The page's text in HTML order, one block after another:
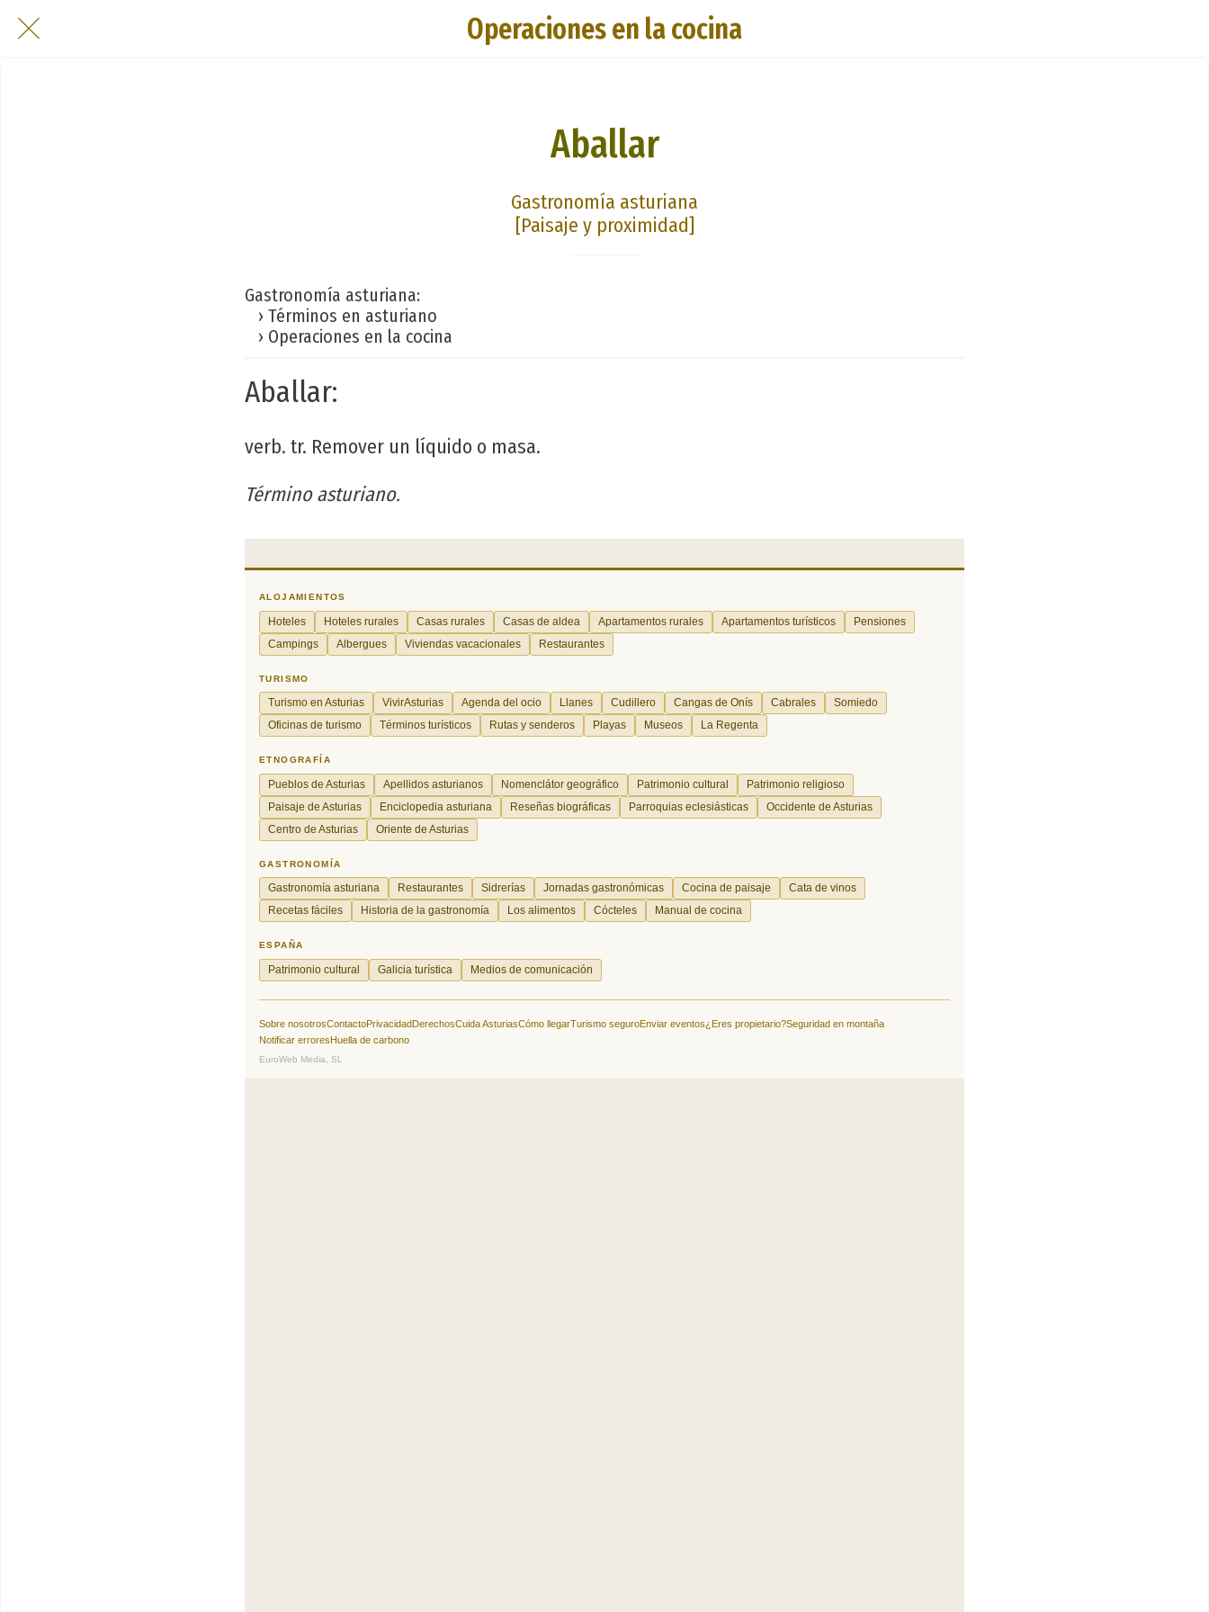
Operaciones en la cocina
Aballar
Gastronomía asturiana
[Paisaje y proximidad]
Gastronomía asturiana:
› Términos en asturiano
› Operaciones en la cocina
Aballar:
verb. tr. Remover un líquido o masa.
Término asturiano.